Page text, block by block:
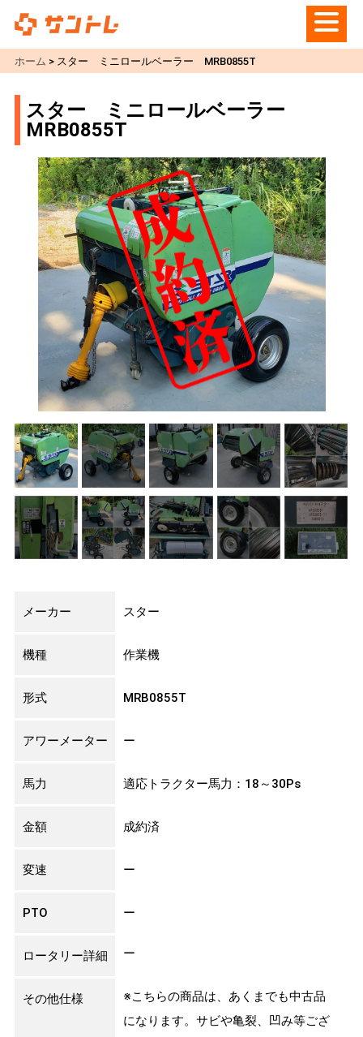
ホーム > スター ミニロールベーラー MRB0855T
スター ミニロールベーラー
MRB0855T
メーカー スター
機種 作業機
形式 MRB0855T
アワーメーター ー
馬力 適応トラクター馬力：18～30Ps
金額 成約済
変速 ー
PTO ー
ロータリー詳細 ー
その他仕様
※こちらの商品は、あくまでも中古品
になります。サビや亀裂、凹み等ござ